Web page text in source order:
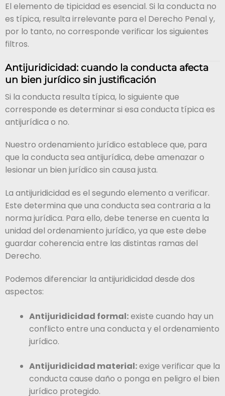
El elemento de tipicidad es esencial. Si la conducta no
es típica, resulta irrelevante para el Derecho Penal y,
por lo tanto, no corresponde verificar los siguientes
filtros.
Antijuridicidad: cuando la conducta afecta
un bien jurídico sin justificación
Si la conducta resulta típica, lo siguiente que
corresponde es determinar si esa conducta típica es
antijurídica o no.
Nuestro ordenamiento jurídico establece que, para
que la conducta sea antijurídica, debe amenazar o
lesionar un bien jurídico sin causa justa.
La antijuridicidad es el segundo elemento a verificar.
Este determina que una conducta sea contraria a la
norma jurídica. Para ello, debe tenerse en cuenta la
unidad del ordenamiento jurídico, ya que este debe
guardar coherencia entre las distintas ramas del
Derecho.
Podemos diferenciar la antijuridicidad desde dos
aspectos:
Antijuridicidad formal:existe cuando hay un
conflicto entre una conducta y el ordenamiento
jurídico.
Antijuridicidad material:exige verificar que la
conducta cause daño o ponga en peligro el bien
jurídico protegido.